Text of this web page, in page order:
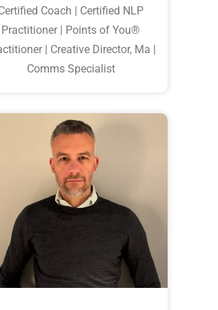
Coach | Certified NLP
Practitioner | Points of You®
| Creative Director, Ma |
Comms Specialist